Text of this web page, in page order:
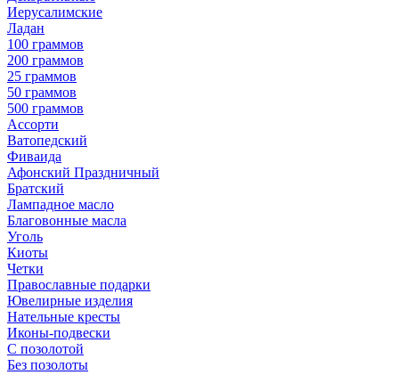
Иерусалимские
Ладан
100 граммов
200 граммов
25 граммов
50 граммов
500 граммов
Ассорти
Ватопедский
Фиваида
Афонский Праздничный
Братский
Лампадное масло
Благовонные масла
Уголь
Киоты
Четки
Православные подарки
Ювелирные изделия
Нательные кресты
Иконы-подвески
С позолотой
Без позолоты